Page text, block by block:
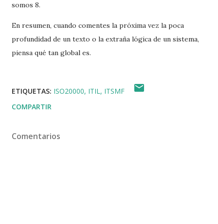
somos 8.
En resumen, cuando comentes la próxima vez la poca
profundidad de un texto o la extraña lógica de un sistema,
piensa qué tan global es.
ETIQUETAS: ISO20000 ITIL ITSMF
COMPARTIR
Comentarios